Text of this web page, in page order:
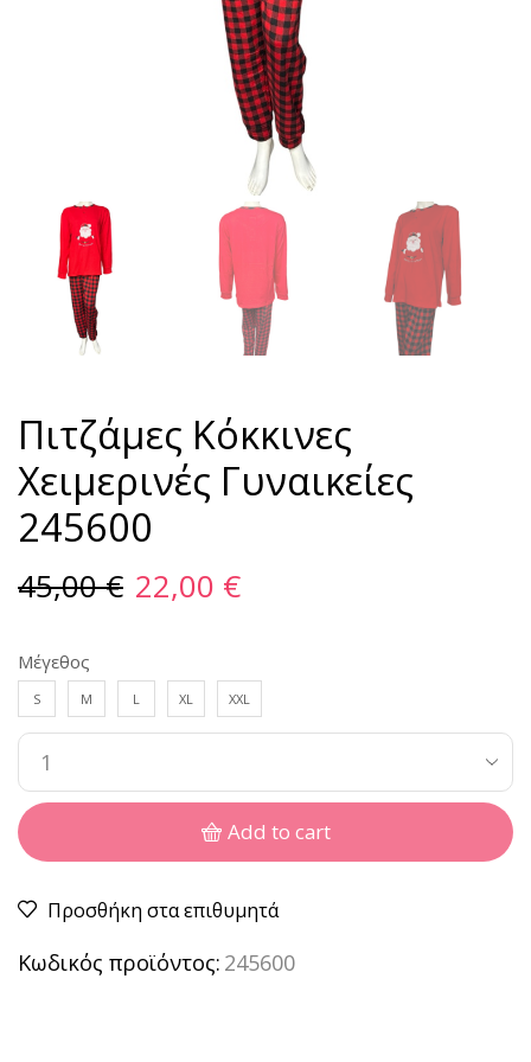
Πιτζάμες Κόκκινες
Χειμερινές Γυναικείες
245600
45,00€ 22,00 €
Μέγεθος
S M L XL XXL
Add to cart
Προσθήκη στα επιθυμητά
Κωδικός προϊόντος: 245600